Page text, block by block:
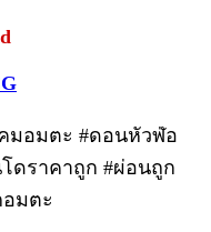
มอมตะ #ดอนหัวฬ่อ
ดราคาถูก #ผ่อนถูก
มตะ